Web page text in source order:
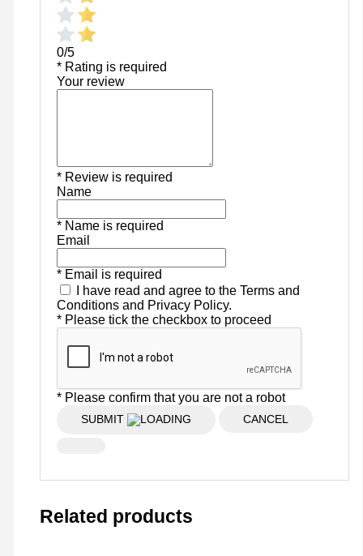
0/5
* Rating is required
Your review
* Review is required
Name
* Name is required
Email
* Email is required
I have read and agree to the Terms and
Conditions and Privacy Policy.
* Please tick the checkbox to proceed
* Please confirm that you are not a robot
SUBMIT CANCEL
Related products